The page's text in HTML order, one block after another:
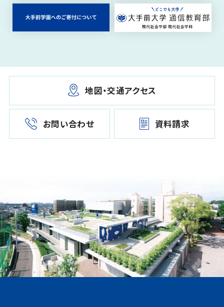
地図・交通アクセス
お問い合わせ 資料請求